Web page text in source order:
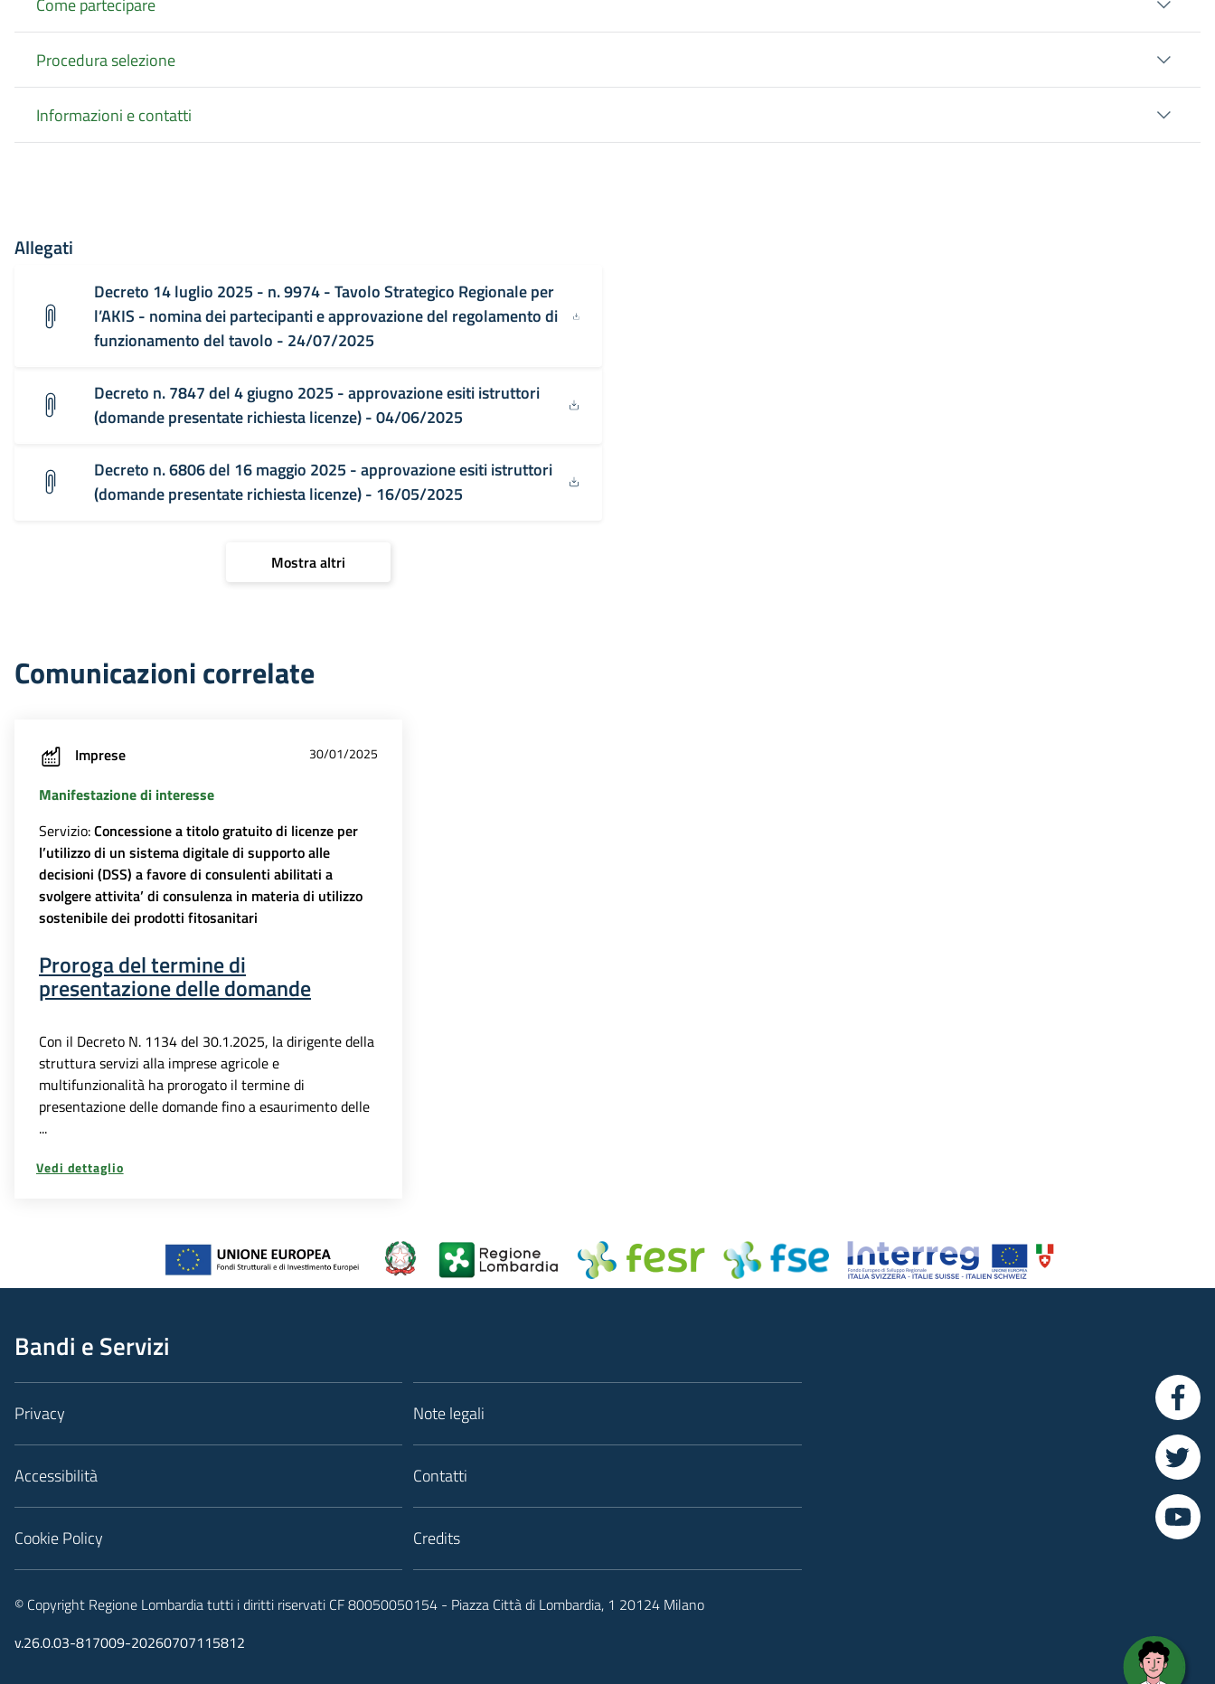
Procedura selezione
Informazioni e contatti
Allegati
Decreto 14 luglio 2025 - n. 9974 - Tavolo Strategico Regionale per
l’AKIS - nomina dei partecipanti e approvazione del regolamento di
funzionamento del tavolo - 24/07/2025
Decreto n. 7847 del 4 giugno 2025 - approvazione esiti istruttori
(domande presentate richiesta licenze) - 04/06/2025
Decreto n. 6806 del 16 maggio 2025 - approvazione esiti istruttori
(domande presentate richiesta licenze) - 16/05/2025
Mostra altri
Comunicazioni correlate
Imprese 30/01/2025
Manifestazione di interesse
Servizio:Concessione a titolo gratuito di licenze per
l’utilizzo di un sistema digitale di supporto alle
decisioni (DSS) a favore di consulenti abilitati a
svolgere attivita’ di consulenza in materia di utilizzo
sostenibile dei prodotti fitosanitari
Proroga del termine di
presentazione delle domande
Con il Decreto N. 1134 del 30.1.2025, la dirigente della
struttura servizi alla imprese agricole e
multifunzionalità ha prorogato il termine di
presentazione delle domande fino a esaurimento delle
...
Vedi dettaglio
Bandi e Servizi
Privacy
Accessibilità
Cookie Policy
Note legali
Contatti
Credits
© Copyright Regione Lombardia tutti i diritti riservati CF 80050050154 - Piazza Città di Lombardia, 1 20124 Milano
v.26.0.03-817009-20260707115812